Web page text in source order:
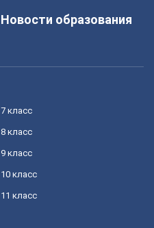
Новости образования
7 класс
8 класс
9 класс
10 класс
11 класс